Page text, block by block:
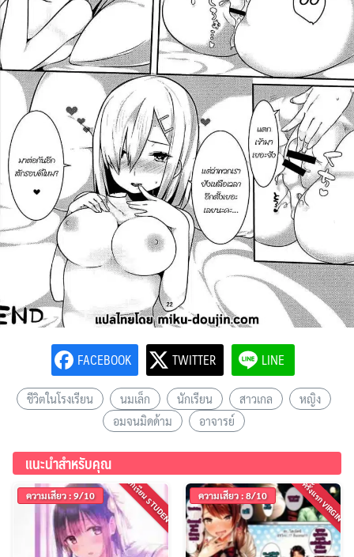
FACEBOOK TWITTER LINE
ชีวิตในโรงเรียน นมเล็ก นักเรียน สาวเกล
หญิง
อมจนมิดด้าม
อาจารย์
แนะนำสำหรับคุณ
นักเรียน STUDENT
ความเสียว : 9/10 ครั้งแรก VIRGIN
ความเสียว : 8/10